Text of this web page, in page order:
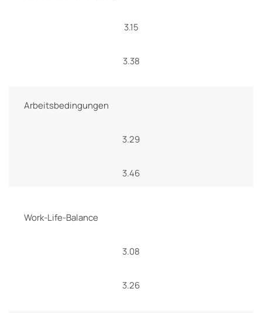
3.15
3.38
Arbeitsbedingungen
3.29
3.46
Work-Life-Balance
3.08
3.26